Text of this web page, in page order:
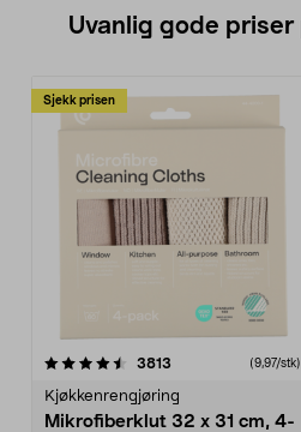
Uvanlig gode
Sjekk prisen
3813 anmeldelser(9,97/stk)
Kjøkkenrengjøring
Mikrofiberklut 32 x 31 cm, 4-
4.5av 5 stjerner